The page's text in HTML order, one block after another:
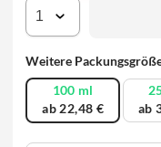
Weitere
100 ml
ab 22,48 €
ab